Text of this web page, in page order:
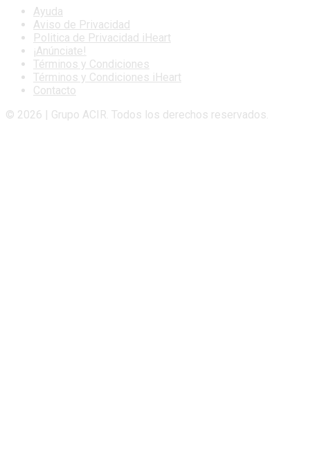
Ayuda
Aviso de Privacidad
Politica de Privacidad iHeart
¡Anúnciate!
Términos y Condiciones
Términos y Condiciones iHeart
Contacto
© 2026 | Grupo ACIR. Todos los derechos reservados.